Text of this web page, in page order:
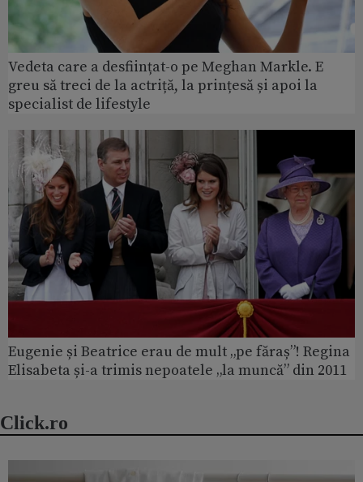
Vedeta care a desființat-o pe Meghan Markle. E
greu să treci de la actriță, la prințesă și apoi la
specialist de lifestyle
Eugenie și Beatrice erau de mult „pe făraș”! Regina
Elisabeta și-a trimis nepoatele „la muncă” din 2011
Click.ro